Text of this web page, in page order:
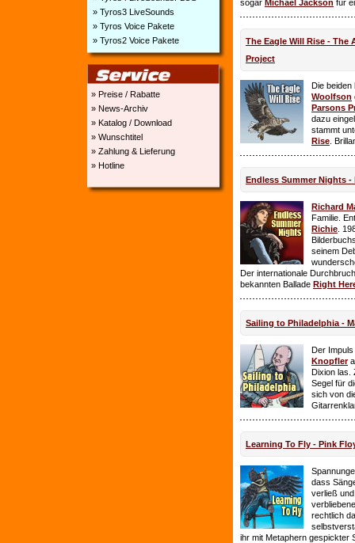
» Tyros3 LiveSounds
» Tyros Voice Pakete
» Tyros2 Voice Pakete
» Preise / Rabatte
» News-Archiv
» Katalog / Download
» Wunschtitel
» Zahlung & Lieferung
» Hotline
sogar Michael Jackson für
The Eagle Will Rise - The
Project
Die beiden
Woolfson
Parsons
dazu
stammt
Rise .
Endless Summer Nights -
Richard
Familie.
Richie .
seinem
Der internationale
bekannten Ballade Right
Sailing to Philadelphia -
Der
Knopfler
Dixion las.
Segel für
sich von
Learning To Fly - Pink
dass
verließ
rechtlich
ihr mit Metaphern gespickter